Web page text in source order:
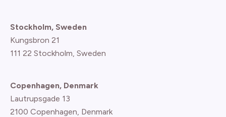
Stockholm, Sweden
Kungsbron 21
111 22 Stockholm, Sweden
Copenhagen, Denmark
Lautrupsgade 13
2100 Copenhagen, Denmark